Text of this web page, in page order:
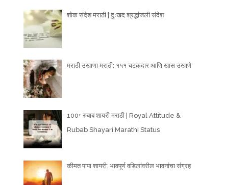
शोक संदेश मराठी | दुःखद श्रद्धांजली संदेश
मराठी उखाणा मराठी: १५१ चटकदार आणि खास उखाणे
100+ रुबाब शायरी मराठी | Royal Attitude &
Rubab Shayari Marathi Status
कीमत पापा शायरी: भावपूर्ण वडिलांवरील भावनांचा संग्रह